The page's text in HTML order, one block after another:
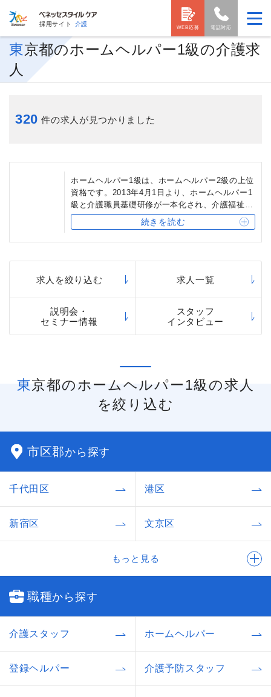
採用サイト 介護
電話対応
WEB応募
東京都のホームヘルパー1級の介護求
人
320 件の求人が見つかりました
ホームヘルパー1級は、ホームヘルパー2級の上位
資格です。2013年4月1日より、ホームヘルパー1
級と介護職員基礎研修が一本化され、介護福祉士
実務者研修となりました。ホームヘルパー1級保
有者は、介護福祉士実務者研修の受講を一部免除
されます。
続きを読む
求人を絞り込む 求人一覧
説明会・
セミナー情報
スタッフ
インタビュー
東京都のホームヘルパー1級の求人
を絞り込む
市区郡から探す
千代田区 港区
新宿区 文京区
もっと見る
職種から探す
介護スタッフ ホームヘルパー
登録ヘルパー 介護予防スタッフ